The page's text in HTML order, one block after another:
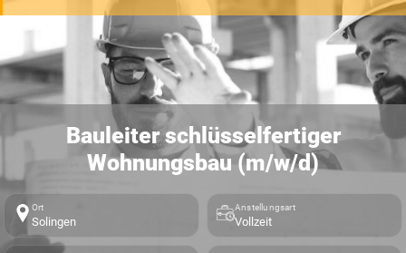
Bauleiter schlüsselfertiger
Wohnungsbau (m/w/d)
Ort
Solingen
Anstellungsart
Vollzeit